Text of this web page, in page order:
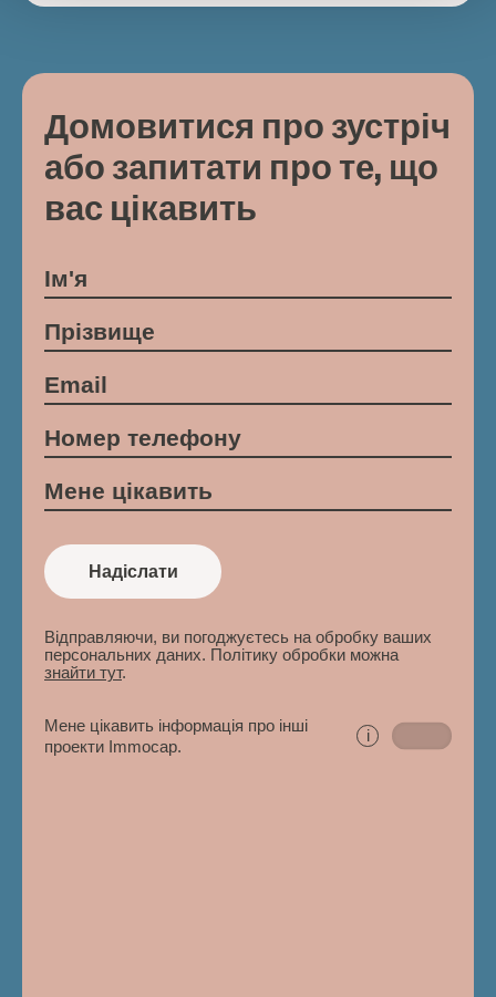
Домовитися про зустріч
або запитати про те, що
вас цікавить
Надіслати
Відправляючи, ви погоджуєтесь на обробку ваших
персональних даних. Політику обробки можна
знайти тут.
Мене цікавить інформація про інші
проекти Immocap.
i